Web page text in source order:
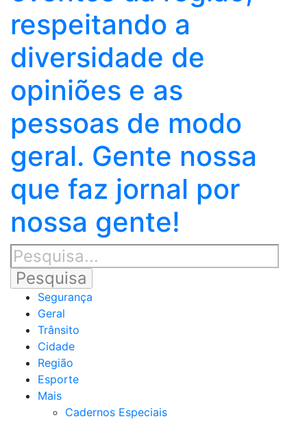
respeitando a
diversidade de
opiniões e as
pessoas de modo
geral. Gente nossa
que faz jornal por
nossa gente!
Segurança
Geral
Trânsito
Cidade
Região
Esporte
Mais
Cadernos Especiais